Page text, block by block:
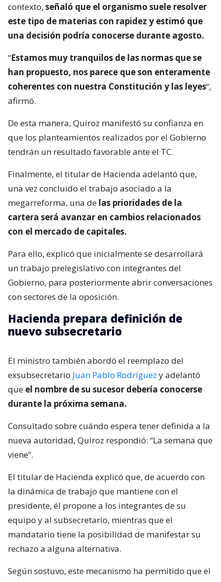
contexto, señaló que el organismo suele resolver
este tipo de materias con rapidez y estimó que
una decisión podría conocerse durante agosto.
“Estamos muy tranquilos de las normas que se
han propuesto, nos parece que son enteramente
coherentes con nuestra Constitución y las leyes“,
afirmó.
De esta manera, Quiroz manifestó su confianza en
que los planteamientos realizados por el Gobierno
tendrán un resultado favorable ante el TC.
Finalmente, el titular de Hacienda adelantó que,
una vez concluido el trabajo asociado a la
megarreforma, una de las prioridades de la
cartera será avanzar en cambios relacionados
con el mercado de capitales.
Para ello, explicó que inicialmente se desarrollará
un trabajo prelegislativo con integrantes del
Gobierno, para posteriormente abrir conversaciones
con sectores de la oposición.
Hacienda prepara definición de
nuevo subsecretario
El ministro también abordó el reemplazo del
exsubsecretario Juan Pablo Rodríguez y adelantó
que el nombre de su sucesor debería conocerse
durante la próxima semana.
Consultado sobre cuándo espera tener definida a la
nueva autoridad, Quiroz respondió: “La semana que
viene”.
El titular de Hacienda explicó que, de acuerdo con
la dinámica de trabajo que mantiene con el
presidente, él propone a los integrantes de su
equipo y al subsecretario, mientras que el
mandatario tiene la posibilidad de manifestar su
rechazo a alguna alternativa.
Según sostuvo, este mecanismo ha permitido que el